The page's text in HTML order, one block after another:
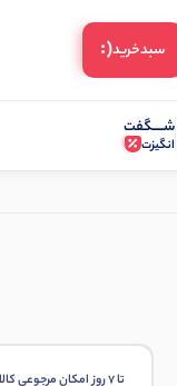
سبد‌خرید(:
شـــــگفت
انگیزت
تا 7 روز امکان مرجوعی کالا